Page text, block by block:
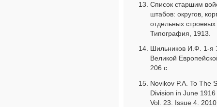
Список старшим
штабов: округов,
отдельных
Типография, 1913.
Шильников И.Ф. 1-я
Великой
206 с.
Novikov P.A. To The
Division in June
Vol. 23. Issue 4.